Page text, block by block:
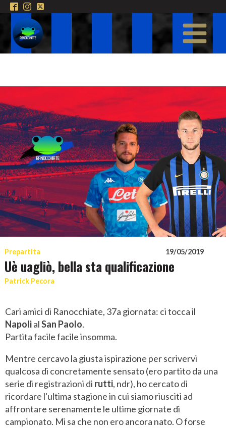
Prepartita 19/05/2019
Uè uagliò, bella sta qualificazione
Patrick Pecora
Cari amici di Ranocchiate, 37a giornata: ci tocca il
NapolialSan Paolo.
Partita facile facile insomma.
Mentre cercavo la giusta ispirazione per scrivervi
qualcosa di concretamente sensato (ero partito da una
serie di registrazioni di rutti, ndr), ho cercato di
ricordare l'ultima stagione in cui siamo riusciti ad
affrontare serenamente le ultime giornate di
campionato. Mi sa che non ero ancora nato. O forse